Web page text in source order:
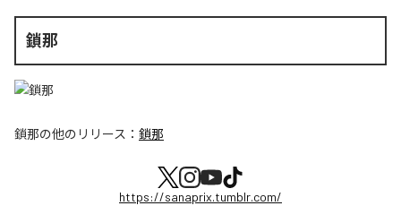
鎖那
鎖那の他のリリース： 鎖那
https://sanaprix.tumblr.com/